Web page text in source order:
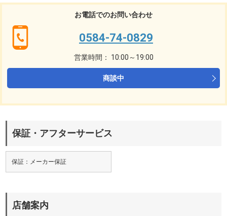
お電話でのお問い合わせ
0584-74-0829
営業時間： 10:00～19:00
商談中
保証・アフターサービス
保証：メーカー保証
店舗案内